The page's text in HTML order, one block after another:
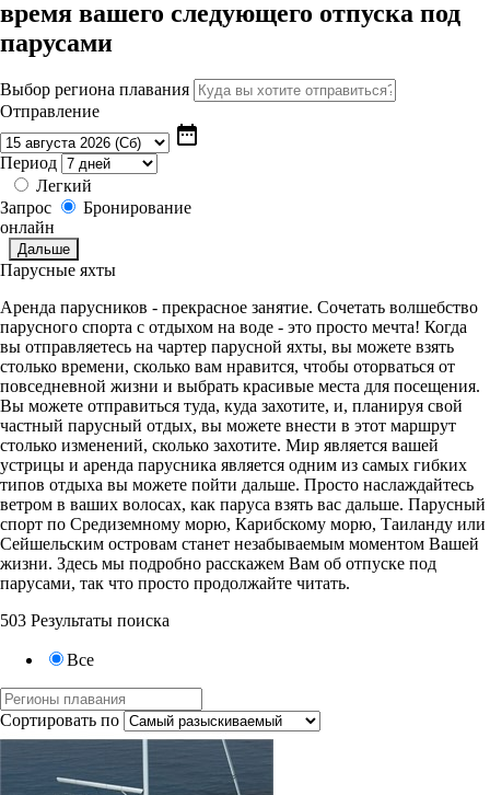
время вашего следующего отпуска под
парусами
Выбор региона плавания
Отправление
date_range
Период
Легкий
Запрос
Бронирование
онлайн
Парусные яхты
Аренда парусников - прекрасное занятие. Сочетать волшебство
парусного спорта с отдыхом на воде - это просто мечта! Когда
вы отправляетесь на чартер парусной яхты, вы можете взять
столько времени, сколько вам нравится, чтобы оторваться от
повседневной жизни и выбрать красивые места для посещения.
Вы можете отправиться туда, куда захотите, и, планируя свой
частный парусный отдых, вы можете внести в этот маршрут
столько изменений, сколько захотите. Мир является вашей
устрицы и аренда парусника является одним из самых гибких
типов отдыха вы можете пойти дальше. Просто наслаждайтесь
ветром в ваших волосах, как паруса взять вас дальше. Парусный
спорт по Средиземному морю, Карибскому морю, Таиланду или
Сейшельским островам станет незабываемым моментом Вашей
жизни. Здесь мы подробно расскажем Вам об отпуске под
парусами, так что просто продолжайте читать.
503 Результаты поиска
Все
Сортировать по